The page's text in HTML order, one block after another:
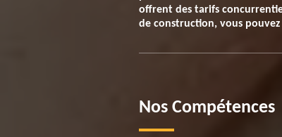
offrent des tarifs
de construction, vous
Nos Compétences